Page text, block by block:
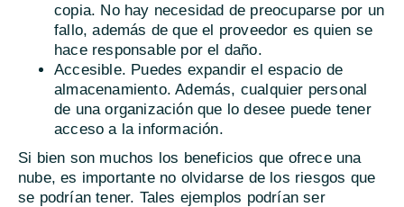
copia. No hay necesidad de preocuparse por un
fallo, además de que el proveedor es quien se
hace responsable por el daño.
Accesible. Puedes expandir el espacio de
almacenamiento. Además, cualquier personal
de una organización que lo desee puede tener
acceso a la información.
Si bien son muchos los beneficios que ofrece una
nube, es importante no olvidarse de los riesgos que
se podrían tener. Tales ejemplos podrían ser